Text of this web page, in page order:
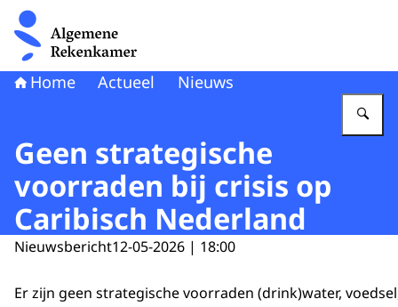
Naar de homepage van Algemene Rekenkamer
Home Actueel Nieuws
Geen strategische
voorraden bij crisis op
Caribisch Nederland
Nieuwsbericht12-05-2026 | 18:00
Er zijn geen strategische voorraden (drink)water,